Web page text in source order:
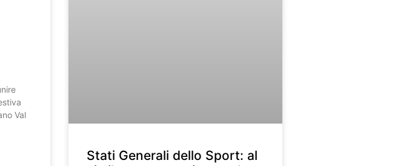
Val
Stati Generali dello Sport: al